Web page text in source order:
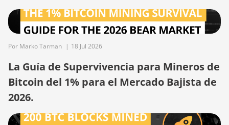
BITMAIN Antminer S19j
(100TH)
BITMAIN Antminer S19j
BITMAIN Antminer S19j Pro
(96Th)
(151TH)
Por Marko Tarman | 18 Jul 2026
La Guía de Supervivencia para Mineros de
Bitcoin del 1% para el Mercado Bajista de
2026.